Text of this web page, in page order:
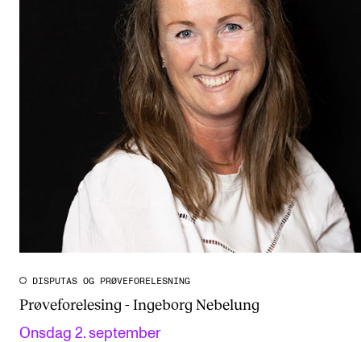
DISPUTAS OG PRØVEFORELESNING
Prøveforelesing - Ingeborg Nebelung
Onsdag 2. september